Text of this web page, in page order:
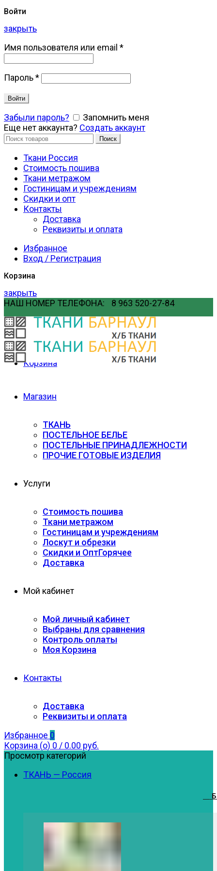
Войти
закрыть
Имя пользователя или email *
Пароль*
Войти
Забыли пароль?
Запомнить меня
Еще нет аккаунта? Создать аккаунт
Искать:
Поиск
Ткани Россия
Стоимость пошива
Ткани метражом
Гостиницам и учреждениям
Скидки и опт
Контакты
Доставка
Реквизиты и оплата
Избранное
Вход / Регистрация
Корзина
закрыть
НАШ НОМЕР ТЕЛЕФОНА:
8 963 520-27-84
Мой личный кабинет
Главная
Корзина
Магазин
ТКАНЬ
ПОСТЕЛЬНОЕ БЕЛЬЕ
ПОСТЕЛЬНЫЕ ПРИНАДЛЕЖНОСТИ
ПРОЧИЕ ГОТОВЫЕ ИЗДЕЛИЯ
Услуги
Стоимость пошива
Ткани метражом
Гостиницам и учреждениям
Лоскут и обрезки
Скидки и ОптГорячее
Доставка
Мой кабинет
Мой личный кабинет
Выбраны для сравнения
Контроль оплаты
Моя Корзина
Контакты
Доставка
Реквизиты и оплата
Избранное 0
Корзина (o) 0 / 0.00 руб.
Просмотр категорий
ТКАНЬ — Россия